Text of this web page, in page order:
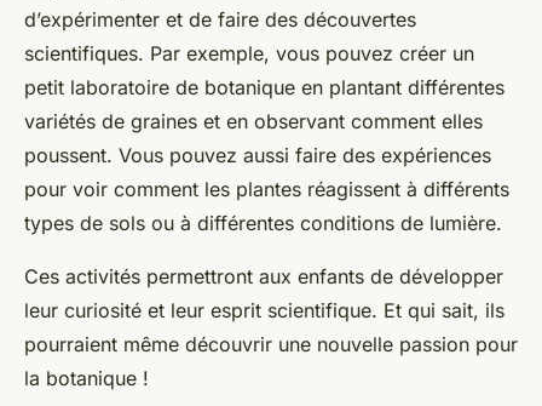
d’expérimenter et de faire des découvertes
scientifiques. Par exemple, vous pouvez créer un
petit laboratoire de botanique en plantant différentes
variétés de graines et en observant comment elles
poussent. Vous pouvez aussi faire des expériences
pour voir comment les plantes réagissent à différents
types de sols ou à différentes conditions de lumière.
Ces activités permettront aux enfants de développer
leur curiosité et leur esprit scientifique. Et qui sait, ils
pourraient même découvrir une nouvelle passion pour
la botanique !